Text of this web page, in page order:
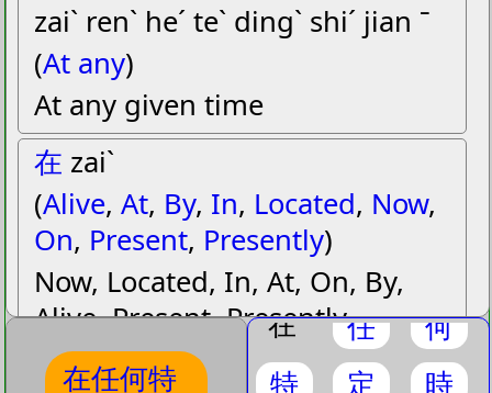
zaiˋ renˋ heˊ teˋ dingˋ shiˊ jian ˉ
(At any)
At any given time
在 zaiˋ
(Alive, At, By, In, Located, Now,
On, Present, Presently)
Now, Located, In, At, On, By,
Alive, Present, Presently
任何renˋ heˊ
在任何特
在 任
何
特
定
時